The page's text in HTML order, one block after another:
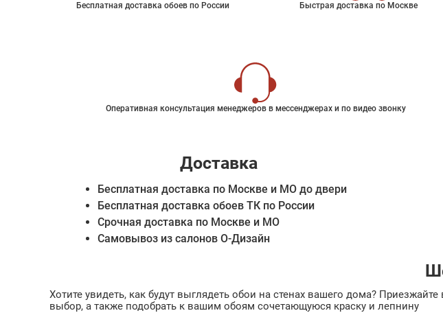
Бесплатная доставка обоев по России Быстрая доставка по Москве
Оперативная консультация менеджеров в мессенджерах и по видео звонку
Доставка
Бесплатная доставка по Москве и МО до двери
Бесплатная доставка обоев ТК по России
Срочная доставка по Москве и МО
Самовывоз из салонов О-Дизайн
Хотите увидеть, как будут выглядеть обои на стенах вашего дома?
выбор, а также подобрать к вашим обоям сочетающуюся краску и лепнину